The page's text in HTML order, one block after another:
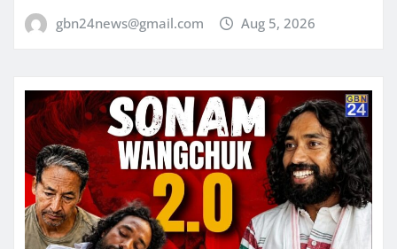
gbn24news@gmail.com Aug 5, 2026